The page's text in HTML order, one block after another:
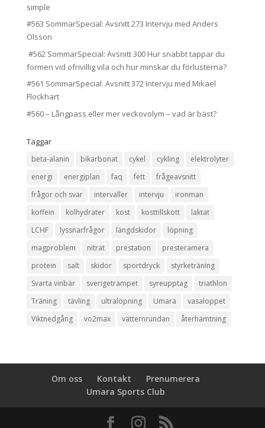
simple
#563 SommarSpecial: Avsnitt 273 Intervju med Anders
Olsson
#562 SommarSpecial: Avsnitt 300 Hur snabbt tappar du
formen vid ofrivillig vila och hur minskar du förlusterna?
#561 SommarSpecial: Avsnitt 372 Intervju med Mikael
Flockhart
#560 – Långpass eller mer veckovolym – vad är bäst?
Taggar
beta-alanin bikarbonat cykel cykling
elektrolyter
energi
energiplan faq fett
frågeavsnitt
frågor och svar
intervaller intervju
ironman
koffein
kolhydrater kost kosttillskott
laktat
LCHF
lyssnarfrågor längdskidor
löpning
magproblem
nitrat prestation
presteramera
protein
salt skidor sportdryck
styrketräning
Svarta vinbär
sverigetrampet syreupptag
triathlon
Träning
tävling ultralöpning Umara
vasaloppet
Viktnedgång
vo2max vätternrundan återhämtning
Om oss Kontakt
Prenumerera
Umara Sports Club